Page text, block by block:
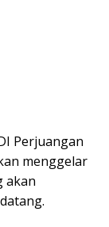
Perjuangan
menggelar
akan